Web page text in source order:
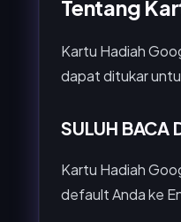
Tentang
Kartu Hadiah
dapat ditukar
SULUH BACA
Kartu Hadiah
default Anda ke